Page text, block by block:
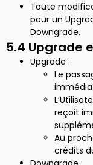
Toute
pour un
Downgrade.
5.4 Upgrade
Upgrade :
Le
reçoit
Au
crédits